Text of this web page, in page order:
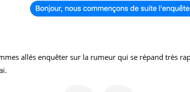
allés enquêter sur la rumeur qui se répand très